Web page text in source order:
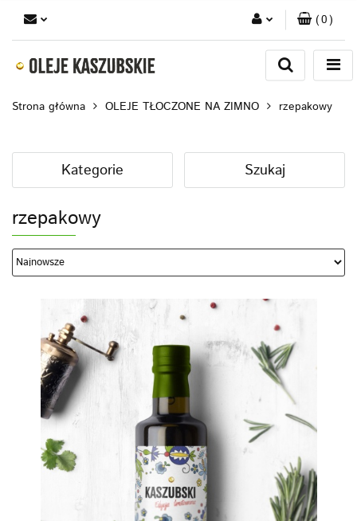
Dodaj zgłoszenie
(0)
Strona główna OLEJE TŁOCZONE NA ZIMNO rzepakowy
Kategorie Szukaj
rzepakowy